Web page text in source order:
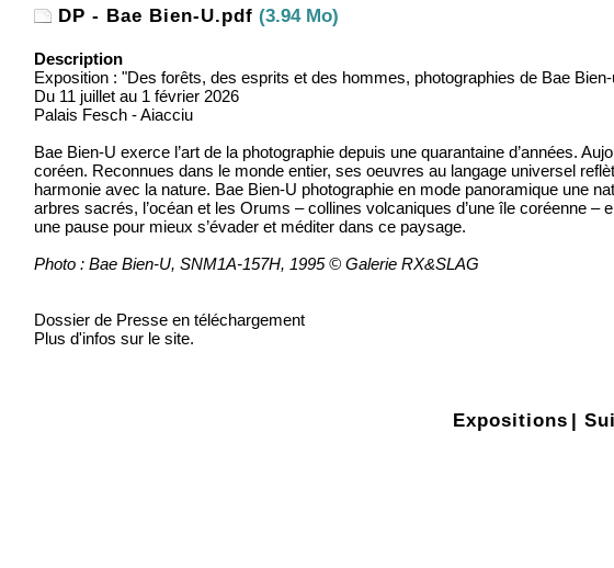
DP - Bae Bien-U.pdf (3.94 Mo)
Description
Exposition : "Des forêts, des esprits et des hommes, photographies de Bae
Du 11 juillet au 1 février 2026
Palais Fesch - Aiacciu
Bae Bien-U exerce l’art de la photographie depuis une quarantaine d’années.
coréen. Reconnues dans le monde entier, ses oeuvres au langage universel
harmonie avec la nature. Bae Bien-U photographie en mode panoramique une
arbres sacrés, l’océan et les Orums – collines volcaniques d’une île coréenne –
une pause pour mieux s’évader et méditer dans ce paysage.
Photo : Bae Bien-U, SNM1A-157H, 1995 © Galerie RX&SLAG
Dossier de Presse en téléchargement
Plus d'infos sur le site.
Expositions |